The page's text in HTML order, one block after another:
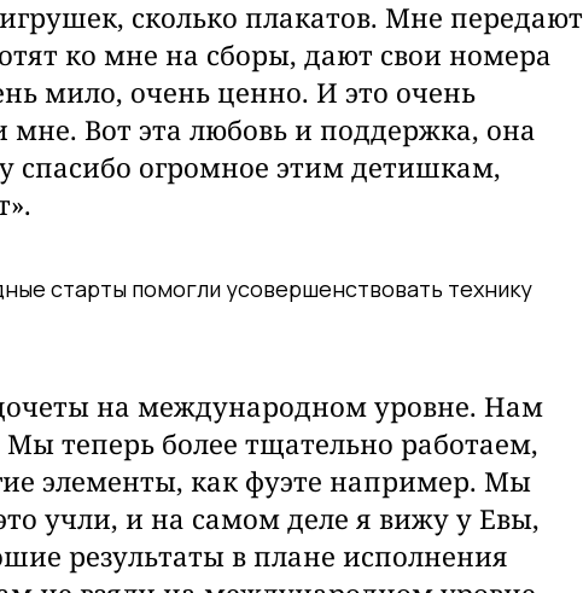
сколько плакатов. Мне передают
ко мне на сборы, дают свои номера
мило, очень ценно. И это очень
мне. Вот эта любовь и поддержка, она
спасибо огромное этим детишкам,
старты помогли усовершенствовать технику
на международном уровне. Нам
теперь более тщательно работаем,
элементы, как фуэте например. Мы
учли, и на самом деле я вижу у Евы,
результаты в плане исполнения